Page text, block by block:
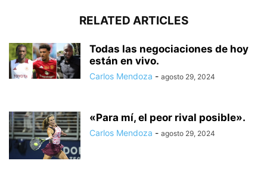
RELATED ARTICLES
Todas las negociaciones de hoy
están en vivo.
Carlos Mendoza - agosto 29, 2024
«Para mí, el peor rival posible».
Carlos Mendoza - agosto 29, 2024